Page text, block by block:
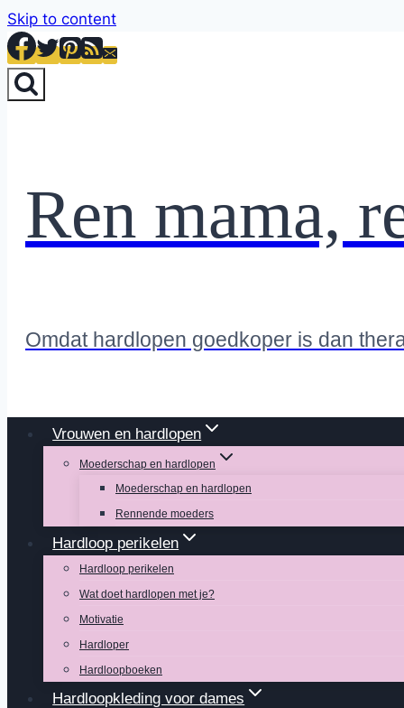
Skip to content
Ren mama,
Omdat hardlopen goedkoper is dan
Vrouwen en hardlopen
Moederschap en hardlopen
Moederschap en hardlopen
Rennende moeders
Hardloop perikelen
Hardloop perikelen
Wat doet hardlopen met je?
Motivatie
Hardloper
Hardloopboeken
Hardloopkleding voor dames